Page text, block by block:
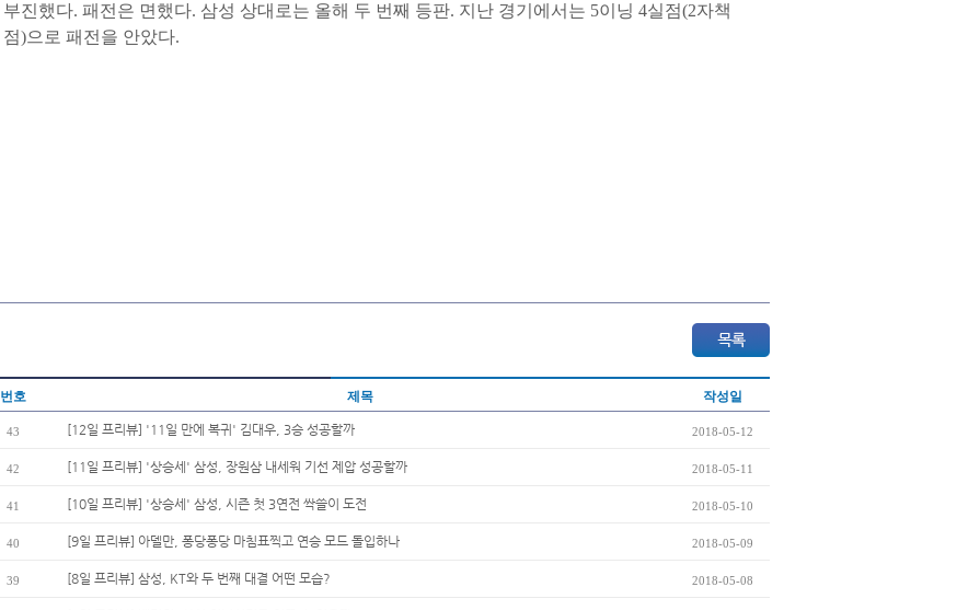
부진했다. 패전은 면했다. 삼성 상대로는 올해 두 번째 등판. 지난 경기에서는 5이닝 4실점(2자책
점)으로 패전을 안았다.
번호 제목 작성일
43 [12일 프리뷰] '11일 만에 복귀' 김대우, 3승 성공할까 2018-05-12
42 [11일 프리뷰] '상승세' 삼성, 장원삼 내세워 기선 제압 성공할까 2018-05-11
41 [10일 프리뷰] '상승세' 삼성, 시즌 첫 3연전 싹쓸이 도전 2018-05-10
40 [9일 프리뷰] 아델만, 퐁당퐁당 마침표찍고 연승 모드 돌입하나 2018-05-09
39 [8일 프리뷰] 삼성, KT와 두 번째 대결 어떤 모습? 2018-05-08